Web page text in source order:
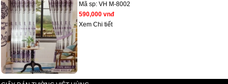
Mã sp: VH M-8002
590,000 vnđ
Xem Chi tiết